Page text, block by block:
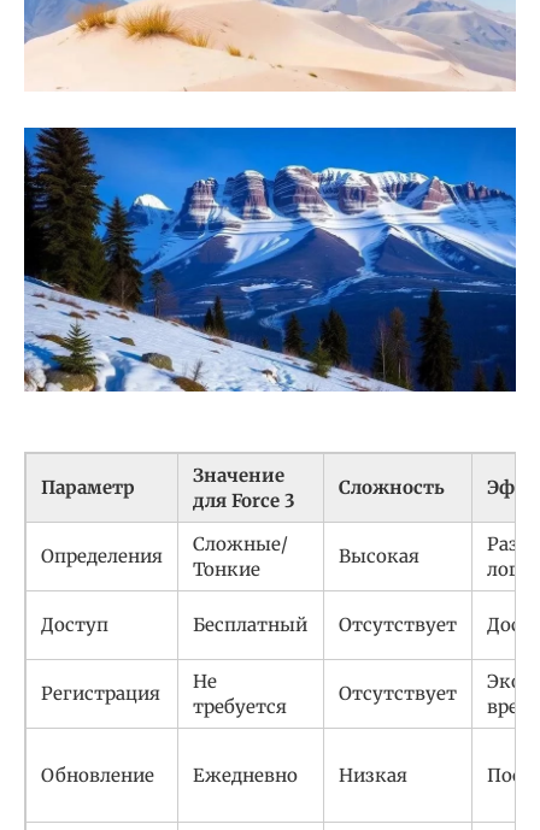
Параметр
Значение
для Force 3
Сложность
Определения
Сложные/
Тонкие
Высокая
Доступ Бесплатный Отсутствует
Регистрация
Не
требуется
Отсутствует
Обновление Ежедневно Низкая